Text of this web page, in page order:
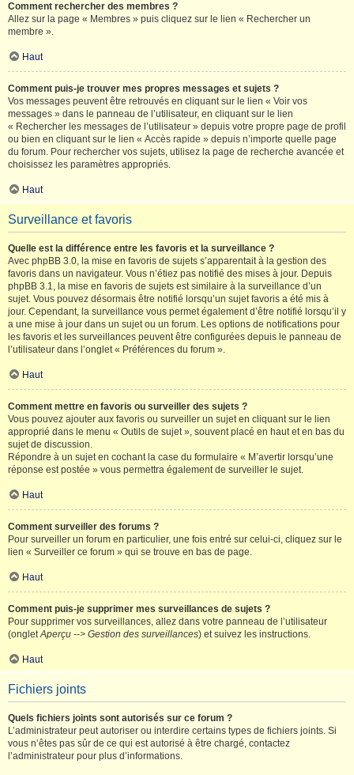
Comment rechercher des membres ?
Allez sur la page « Membres » puis cliquez sur le lien « Rechercher un
membre ».
Haut
Comment puis-je trouver mes propres messages et sujets ?
Vos messages peuvent être retrouvés en cliquant sur le lien « Voir vos
messages » dans le panneau de l’utilisateur, en cliquant sur le lien
« Rechercher les messages de l’utilisateur » depuis votre propre page de profil
ou bien en cliquant sur le lien « Accès rapide » depuis n’importe quelle page
du forum. Pour rechercher vos sujets, utilisez la page de recherche avancée et
choisissez les paramètres appropriés.
Haut
Surveillance et favoris
Quelle est la différence entre les favoris et la surveillance ?
Avec phpBB 3.0, la mise en favoris de sujets s’apparentait à la gestion des
favoris dans un navigateur. Vous n’étiez pas notifié des mises à jour. Depuis
phpBB 3.1, la mise en favoris de sujets est similaire à la surveillance d’un
sujet. Vous pouvez désormais être notifié lorsqu’un sujet favoris a été mis à
jour. Cependant, la surveillance vous permet également d’être notifié lorsqu’il y
a une mise à jour dans un sujet ou un forum. Les options de notifications pour
les favoris et les surveillances peuvent être configurées depuis le panneau de
l’utilisateur dans l’onglet « Préférences du forum ».
Haut
Comment mettre en favoris ou surveiller des sujets ?
Vous pouvez ajouter aux favoris ou surveiller un sujet en cliquant sur le lien
approprié dans le menu « Outils de sujet », souvent placé en haut et en bas du
sujet de discussion.
Répondre à un sujet en cochant la case du formulaire « M’avertir lorsqu’une
réponse est postée » vous permettra également de surveiller le sujet.
Haut
Comment surveiller des forums ?
Pour surveiller un forum en particulier, une fois entré sur celui-ci, cliquez sur le
lien « Surveiller ce forum » qui se trouve en bas de page.
Haut
Comment puis-je supprimer mes surveillances de sujets ?
Pour supprimer vos surveillances, allez dans votre panneau de l’utilisateur
(ongletAperçu --> Gestion des surveillances) et suivez les instructions.
Haut
Fichiers joints
Quels fichiers joints sont autorisés sur ce forum ?
L’administrateur peut autoriser ou interdire certains types de fichiers joints. Si
vous n’êtes pas sûr de ce qui est autorisé à être chargé, contactez
l’administrateur pour plus d’informations.